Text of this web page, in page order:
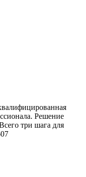
Решение
три шага для